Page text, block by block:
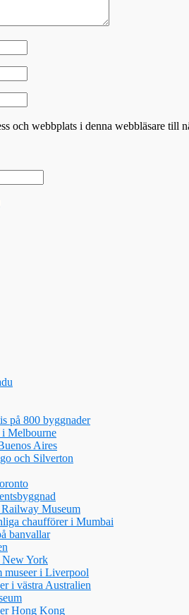
och webbplats i denna webbläsare till
på 800 byggnader
Melbourne
Aires
och Silverton
Museum
chaufförer i Mumbai
banvallar
New York
museer i Liverpool
i västra Australien
Hong Kong